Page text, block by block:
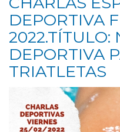
DEPORTIVA
2022.TÍTULO:
DEPORTIVA
TRIATLETAS